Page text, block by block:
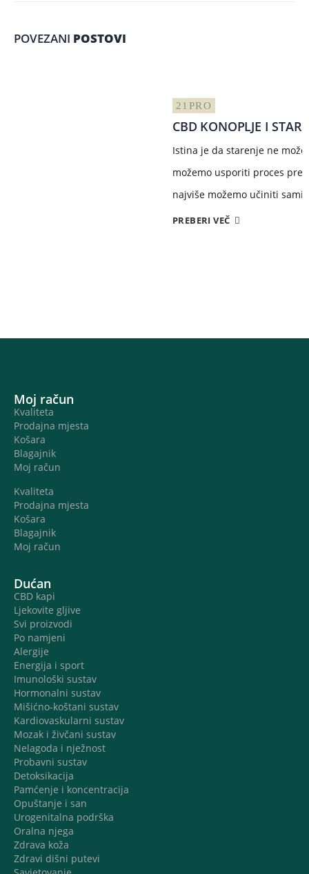
POVEZANI POSTOVI
21 PRO
CBD KONOPLJE I
Istina je da starenje ne
možemo usporiti proces
najviše možemo učiniti
PREBERI VEČ
Moj račun
Kvaliteta
Prodajna mjesta
Košara
Blagajnik
Moj račun
Kvaliteta
Prodajna mjesta
Košara
Blagajnik
Moj račun
Dućan
CBD kapi
Ljekovite gljive
Svi proizvodi
Po namjeni
Alergije
Energija i sport
Imunološki sustav
Hormonalni sustav
Mišićno-koštani sustav
Kardiovaskularni sustav
Mozak i živčani sustav
Nelagoda i nježnost
Probavni sustav
Detoksikacija
Pamćenje i koncentracija
Opuštanje i san
Urogenitalna podrška
Oralna njega
Zdrava koža
Zdravi dišni putevi